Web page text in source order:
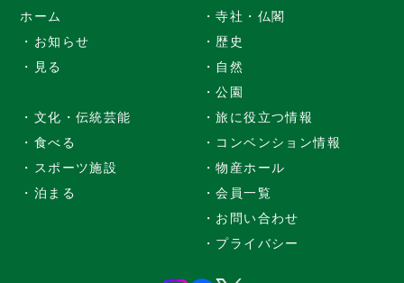
ホーム
・お知らせ
・見る
・寺社・仏閣
・歴史
・自然
・公園
・文化・伝統芸能
・食べる
・スポーツ施設
・泊まる
・旅に役立つ情報
・コンベンション情報
・物産ホール
・会員一覧
・お問い合わせ
・プライバシー